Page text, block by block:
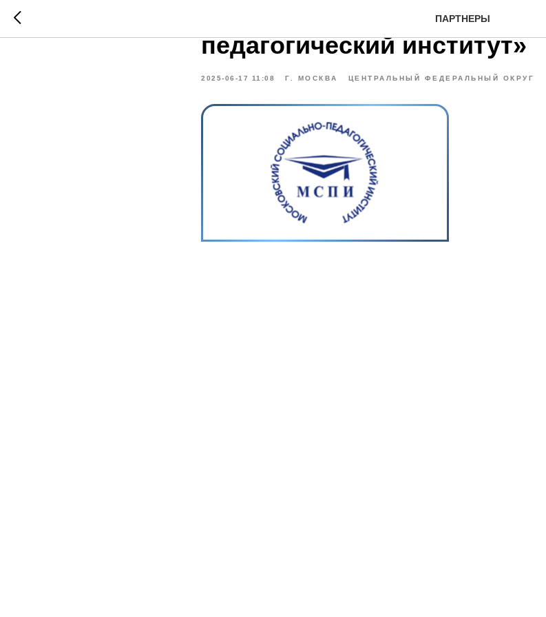
ПАРТНЕРЫ
НОУ ВО «Московский
педагогический институт»
2025-06-17 11:08 Г. МОСКВА ЦЕНТРАЛЬНЫЙ ФЕДЕРАЛЬНЫЙ ОКРУГ